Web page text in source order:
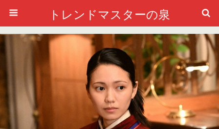
トレンドマスターの泉